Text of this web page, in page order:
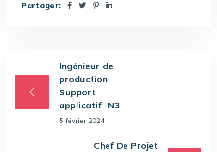
Partager:
Ingénieur de
production
Support
applicatif- N3
5 février 2024
Chef De Projet